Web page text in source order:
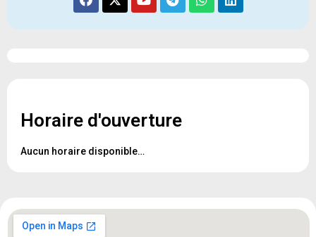
Horaire d'ouverture
Aucun horaire disponible…